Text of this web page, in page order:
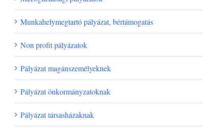
Munkahelymegtartó pályázat, bértámogatás
Non profit pályázatok
Pályázat magánszemélyeknek
Pályázat önkormányzatoknak
Pályázat társasházaknak